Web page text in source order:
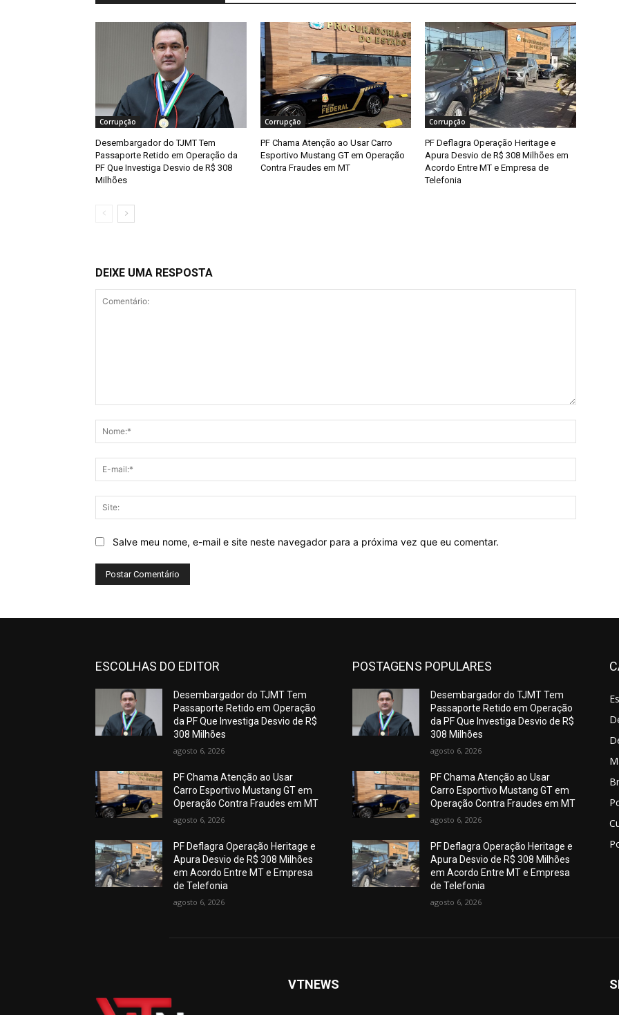
Corrupção
Desembargador do TJMT Tem
Passaporte Retido em Operação da
PF Que Investiga Desvio de R$ 308
Milhões
Corrupção
PF Chama Atenção ao Usar Carro
Esportivo Mustang GT em Operação
Contra Fraudes em MT
Corrupção
PF Deflagra Operação Heritage e
Apura Desvio de R$ 308 Milhões em
Acordo Entre MT e Empresa de
Telefonia
DEIXE UMA RESPOSTA
mail:*
Salve meu nome, e-mail e site neste navegador para a próxima vez que eu comentar.
ESCOLHAS DO EDITOR
Desembargador do TJMT Tem
Passaporte Retido em Operação
da PF Que Investiga Desvio de R$
308 Milhões
agosto 6, 2026
PF Chama Atenção ao Usar
Carro Esportivo Mustang GT em
Operação Contra Fraudes em MT
agosto 6, 2026
PF Deflagra Operação Heritage e
Apura Desvio de R$ 308 Milhões
em Acordo Entre MT e Empresa
de Telefonia
agosto 6, 2026
POSTAGENS POPULARES
Desembargador do TJMT Tem
Passaporte Retido em Operação
da PF Que Investiga Desvio de R$
308 Milhões
agosto 6, 2026
PF Chama Atenção ao Usar
Carro Esportivo Mustang GT em
Operação Contra Fraudes em MT
agosto 6, 2026
PF Deflagra Operação Heritage e
Apura Desvio de R$ 308 Milhões
em Acordo Entre MT e Empresa
de Telefonia
agosto 6, 2026
VTNEWS